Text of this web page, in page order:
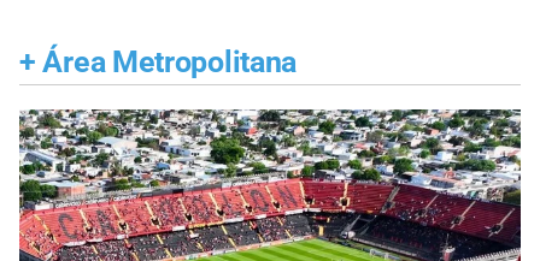
+ Área Metropolitana